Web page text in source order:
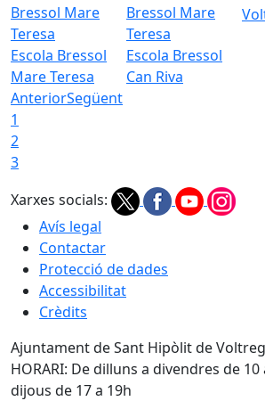
Escola Bressol
Mare Teresa
Escola Bressol
Can Riva
AnteriorSegüent
1
2
3
Xarxes socials:
Avís legal
Contactar
Protecció de dades
Accessibilitat
Crèdits
Ajuntament de Sant Hipòlit de
HORARI: De dilluns a divendres de
dijous de 17 a 19h